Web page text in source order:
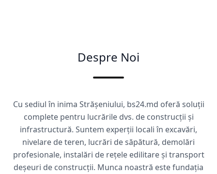
Despre Noi
Cu sediul în inima Strășeniului, bs24.md oferă soluții
complete pentru lucrările dvs. de construcții și
infrastructură. Suntem experții locali în excavări,
nivelare de teren, lucrări de săpătură, demolări
profesionale, instalări de rețele edilitare și transport
deșeuri de construcții. Munca noastră este fundația